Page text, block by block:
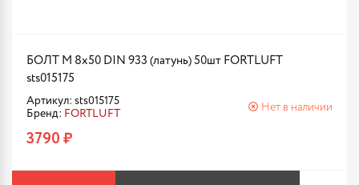
БОЛТ М 8х50 DIN 933 (латунь) 50шт FORTLUFT
sts015175
Артикул: sts015175
Бренд: FORTLUFT
Нет в наличии
3790 ₽